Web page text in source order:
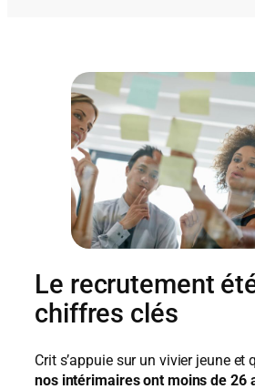
Le recrutement
chiffres clés
Crit s’appuie sur un vivier jeune et
nos intérimaires ont moins de 26